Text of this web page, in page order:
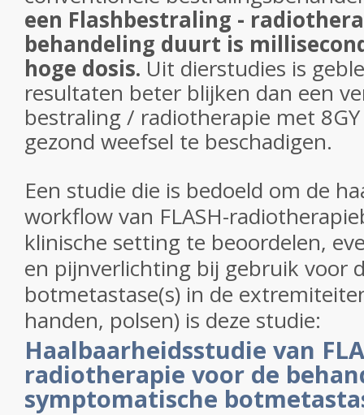
een Flashbestraling -
behandeling duurt is
hoge dosis. Uit dierstudies is
resultaten beter blijken dan een
bestraling / radiotherapie met
gezond weefsel te beschadigen.
Een studie die is bedoeld om de
workflow van FLASH-
klinische setting te beoordelen,
en pijnverlichting bij gebruik voor
botmetastase(s) in de
handen, polsen) is deze studie:
Haalbaarheidsstudie van
radiotherapie voor de
symptomatische